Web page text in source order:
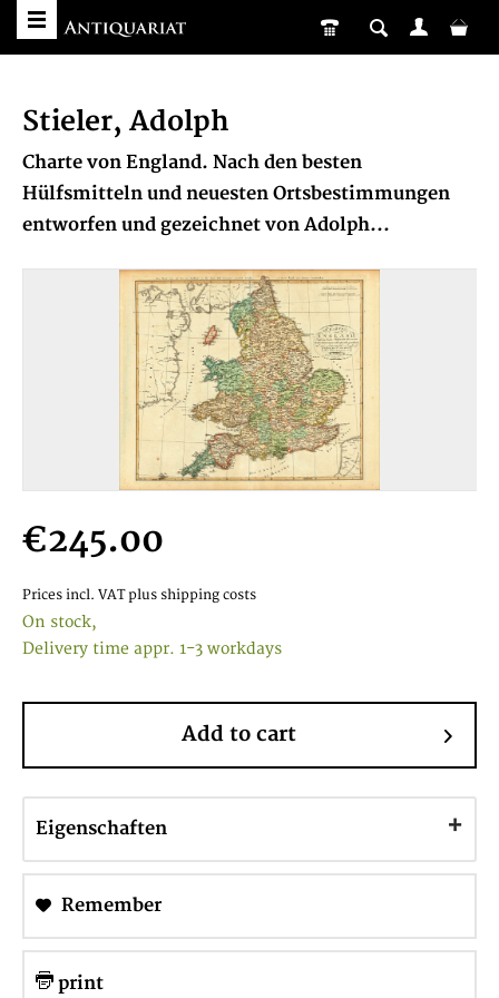
Stieler, Adolph
Charte von England. Nach den besten
Hülfsmitteln und neuesten Ortsbestimmungen
entworfen und gezeichnet von Adolph...
€245.00
Prices incl. VAT plus shipping costs
On stock,
Delivery time appr. 1-3 workdays
Add to cart
Eigenschaften
Remember
print